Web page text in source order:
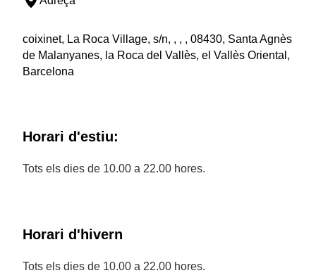
coixinet, La Roca Village, s/n, , , , 08430, Santa Agnès
de Malanyanes, la Roca del Vallès, el Vallès Oriental,
Barcelona
Horari d'estiu:
Tots els dies de 10.00 a 22.00 hores.
Horari d'hivern
Tots els dies de 10.00 a 22.00 hores.